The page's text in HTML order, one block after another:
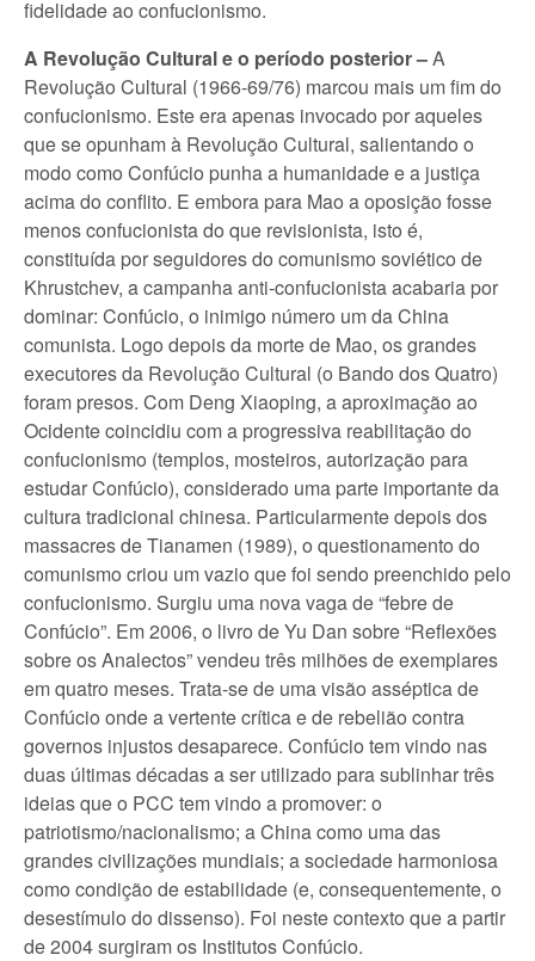
fidelidade ao confucionismo.
A Revolução Cultural e o período posterior –A
Revolução Cultural (1966-69/76) marcou mais um fim do
confucionismo. Este era apenas invocado por aqueles
que se opunham à Revolução Cultural, salientando o
modo como Confúcio punha a humanidade e a justiça
acima do conflito. E embora para Mao a oposição fosse
menos confucionista do que revisionista, isto é,
constituída por seguidores do comunismo soviético de
Khrustchev, a campanha anti-confucionista acabaria por
dominar: Confúcio, o inimigo número um da China
comunista. Logo depois da morte de Mao, os grandes
executores da Revolução Cultural (o Bando dos Quatro)
foram presos. Com Deng Xiaoping, a aproximação ao
Ocidente coincidiu com a progressiva reabilitação do
confucionismo (templos, mosteiros, autorização para
estudar Confúcio), considerado uma parte importante da
cultura tradicional chinesa. Particularmente depois dos
massacres de Tianamen (1989), o questionamento do
comunismo criou um vazio que foi sendo preenchido pelo
confucionismo. Surgiu uma nova vaga de “febre de
Confúcio”. Em 2006, o livro de Yu Dan sobre “Reflexões
sobre os Analectos” vendeu três milhões de exemplares
em quatro meses. Trata-se de uma visão asséptica de
Confúcio onde a vertente crítica e de rebelião contra
governos injustos desaparece. Confúcio tem vindo nas
duas últimas décadas a ser utilizado para sublinhar três
ideias que o PCC tem vindo a promover: o
patriotismo/nacionalismo; a China como uma das
grandes civilizações mundiais; a sociedade harmoniosa
como condição de estabilidade (e, consequentemente, o
desestímulo do dissenso). Foi neste contexto que a partir
de 2004 surgiram os Institutos Confúcio.